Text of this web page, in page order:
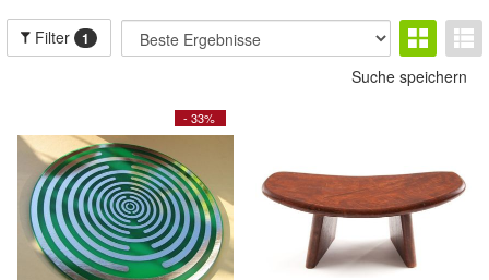
Filter 1
Suche speichern
- 33%